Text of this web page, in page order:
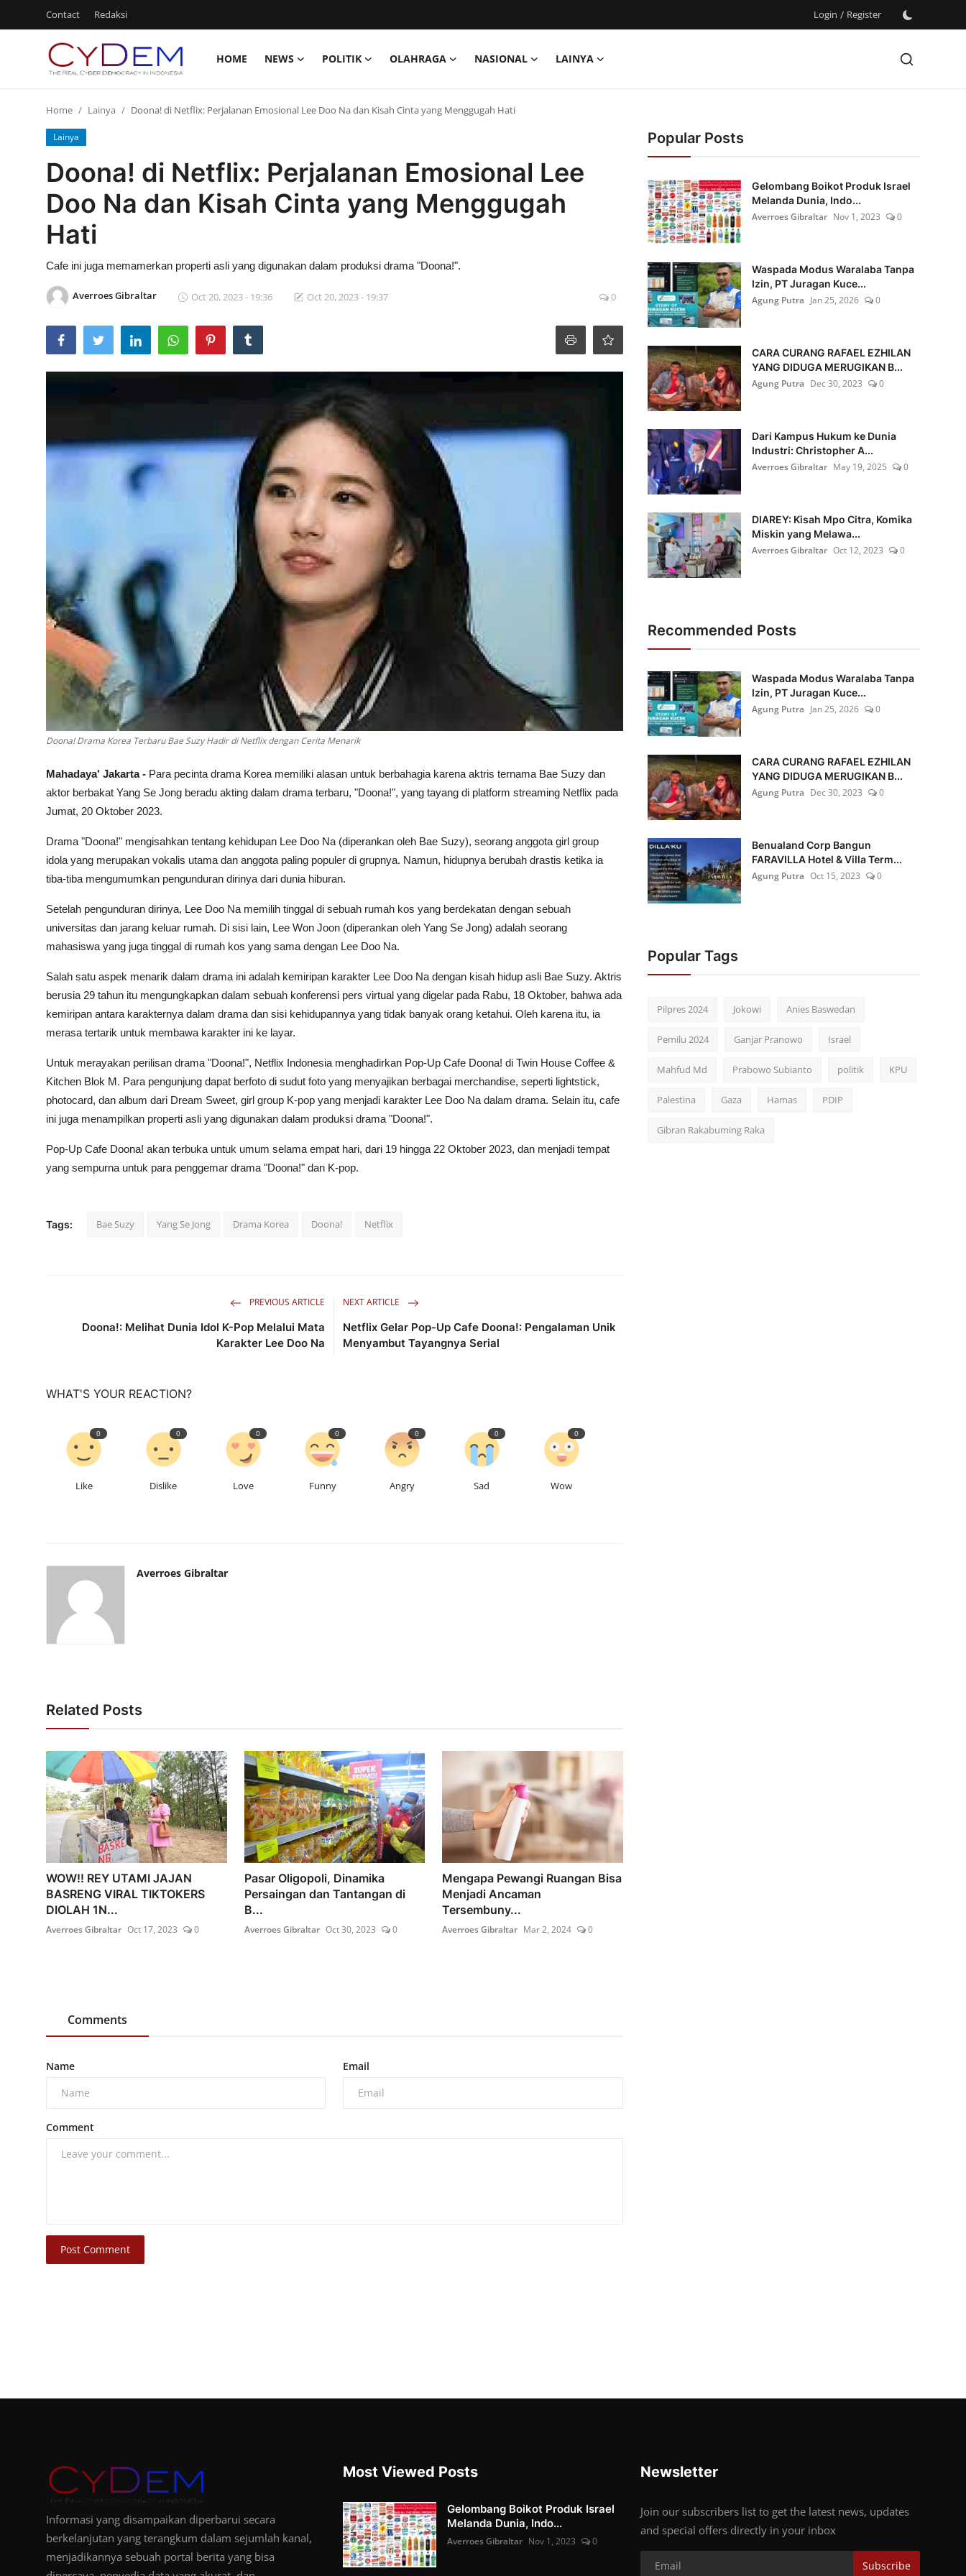
Contact Redaksi Login / Register
HOME NEWS POLITIK OLAHRAGA NASIONAL
LAINYA
Login
Register
Contact
Redaksi
Home Lainya Doona! di Netflix: Perjalanan Emosional Lee Doo Na dan Kisah Cinta yang Menggugah Hati
Lainya
Doona! di Netflix: Perjalanan Emosional Lee
Doo Na dan Kisah Cinta yang Menggugah
Hati
Cafe ini juga memamerkan properti asli yang digunakan dalam produksi drama "Doona!".
Averroes Gibraltar Oct 20, 2023 - 19:36 Oct 20, 2023 - 19:37 0
Doona! Drama Korea Terbaru Bae Suzy Hadir di Netflix dengan Cerita Menarik
Mahadaya' Jakarta - Para pecinta drama Korea memiliki alasan untuk berbahagia karena aktris ternama Bae Suzy dan
aktor berbakat Yang Se Jong beradu akting dalam drama terbaru, "Doona!", yang tayang di platform streaming Netflix pada
Jumat, 20 Oktober 2023.
Drama "Doona!" mengisahkan tentang kehidupan Lee Doo Na (diperankan oleh Bae Suzy), seorang anggota girl group
idola yang merupakan vokalis utama dan anggota paling populer di grupnya. Namun, hidupnya berubah drastis ketika ia
tiba-tiba mengumumkan pengunduran dirinya dari dunia hiburan.
Setelah pengunduran dirinya, Lee Doo Na memilih tinggal di sebuah rumah kos yang berdekatan dengan sebuah
universitas dan jarang keluar rumah. Di sisi lain, Lee Won Joon (diperankan oleh Yang Se Jong) adalah seorang
mahasiswa yang juga tinggal di rumah kos yang sama dengan Lee Doo Na.
Salah satu aspek menarik dalam drama ini adalah kemiripan karakter Lee Doo Na dengan kisah hidup asli Bae Suzy. Aktris
berusia 29 tahun itu mengungkapkan dalam sebuah konferensi pers virtual yang digelar pada Rabu, 18 Oktober, bahwa ada
kemiripan antara karakternya dalam drama dan sisi kehidupannya yang tidak banyak orang ketahui. Oleh karena itu, ia
merasa tertarik untuk membawa karakter ini ke layar.
Untuk merayakan perilisan drama "Doona!", Netflix Indonesia menghadirkan Pop-Up Cafe Doona! di Twin House Coffee &
Kitchen Blok M. Para pengunjung dapat berfoto di sudut foto yang menyajikan berbagai merchandise, seperti lightstick,
photocard, dan album dari Dream Sweet, girl group K-pop yang menjadi karakter Lee Doo Na dalam drama. Selain itu, cafe
ini juga menampilkan properti asli yang digunakan dalam produksi drama "Doona!".
Pop-Up Cafe Doona! akan terbuka untuk umum selama empat hari, dari 19 hingga 22 Oktober 2023, dan menjadi tempat
yang sempurna untuk para penggemar drama "Doona!" dan K-pop.
Tags: Bae Suzy Yang Se Jong Drama Korea Doona! Netflix
PREVIOUS ARTICLE
Doona!: Melihat Dunia Idol K-Pop Melalui Mata
Karakter Lee Doo Na
NEXT ARTICLE
Netflix Gelar Pop-Up Cafe Doona!: Pengalaman Unik
Menyambut Tayangnya Serial
WHAT'S YOUR REACTION?
0
Like
0
Dislike
0
Love
0
Funny
0
Angry
0
Sad
0
Wow
Averroes Gibraltar
Related Posts
WOW!! REY UTAMI JAJAN
BASRENG VIRAL TIKTOKERS
DIOLAH 1N...
Averroes Gibraltar Oct 17, 2023 0
Pasar Oligopoli, Dinamika
Persaingan dan Tantangan di
B...
Averroes Gibraltar Oct 30, 2023 0
Mengapa Pewangi Ruangan Bisa
Menjadi Ancaman
Tersembuny...
Averroes Gibraltar Mar 2, 2024 0
Comments
Name Email
Comment
Post Comment
Popular Posts
Gelombang Boikot Produk Israel
Melanda Dunia, Indo...
Averroes Gibraltar Nov 1, 2023 0
Waspada Modus Waralaba Tanpa
Izin, PT Juragan Kuce...
Agung Putra Jan 25, 2026 0
CARA CURANG RAFAEL EZHILAN
YANG DIDUGA MERUGIKAN B...
Agung Putra Dec 30, 2023 0
Dari Kampus Hukum ke Dunia
Industri: Christopher A...
Averroes Gibraltar May 19, 2025 0
DIAREY: Kisah Mpo Citra, Komika
Miskin yang Melawa...
Averroes Gibraltar Oct 12, 2023 0
Recommended Posts
Waspada Modus Waralaba Tanpa
Izin, PT Juragan Kuce...
Agung Putra Jan 25, 2026 0
CARA CURANG RAFAEL EZHILAN
YANG DIDUGA MERUGIKAN B...
Agung Putra Dec 30, 2023 0
Benualand Corp Bangun
FARAVILLA Hotel & Villa Term...
Agung Putra Oct 15, 2023 0
Popular Tags
Pilpres 2024 Jokowi Anies Baswedan
Pemilu 2024 Ganjar Pranowo Israel
Mahfud Md Prabowo Subianto politik KPU
Palestina Gaza Hamas PDIP
Gibran Rakabuming Raka
Informasi yang disampaikan diperbarui secara
berkelanjutan yang terangkum dalam sejumlah kanal,
menjadikannya sebuah portal berita yang bisa
Most Viewed Posts
Gelombang Boikot Produk Israel
Melanda Dunia, Indo...
Averroes Gibraltar Nov 1, 2023 0
Newsletter
Join our subscribers list to get the latest news, updates
and special offers directly in your inbox
Subscribe